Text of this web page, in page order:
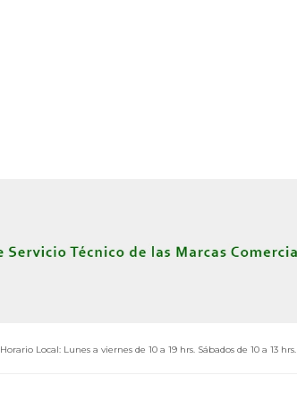
Horario Local: Lunes a viernes de 10 a 19 hrs. Sábados de 10 a 13 hrs.